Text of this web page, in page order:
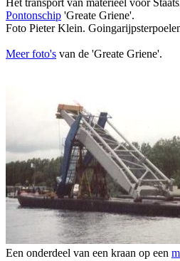
Pontonschip 'Greate Griene'.
Foto Pieter Klein.
Meer foto's van de 'Greate Griene'.
Een onderdeel van een kraan op een